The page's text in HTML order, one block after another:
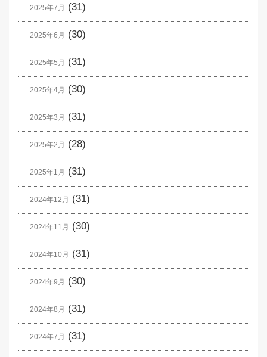
2025年7月 (31)
2025年6月 (30)
2025年5月 (31)
2025年4月 (30)
2025年3月 (31)
2025年2月 (28)
2025年1月 (31)
2024年12月 (31)
2024年11月 (30)
2024年10月 (31)
2024年9月 (30)
2024年8月 (31)
2024年7月 (31)